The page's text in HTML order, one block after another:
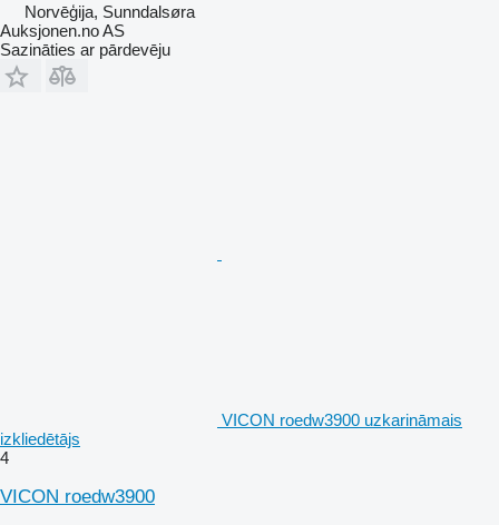
Norvēģija, Sunndalsøra
Auksjonen.no AS
Sazināties ar pārdevēju
VICON roedw3900 uzkarināmais
izkliedētājs
4
VICON roedw3900